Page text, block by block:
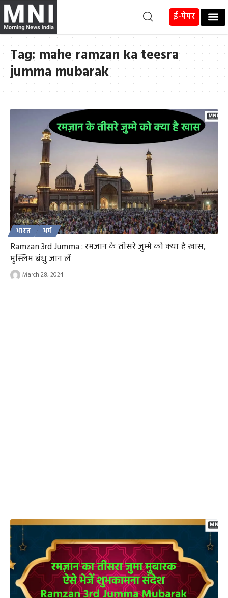
ई-पेपर
Tag: mahe ramzan ka teesra
jumma mubarak
भारत धर्म
Ramzan 3rd Jumma : रमजान के तीसरे जुम्मे को क्या है खास,
मुस्लिम बंधु जान लें
March 28, 2024